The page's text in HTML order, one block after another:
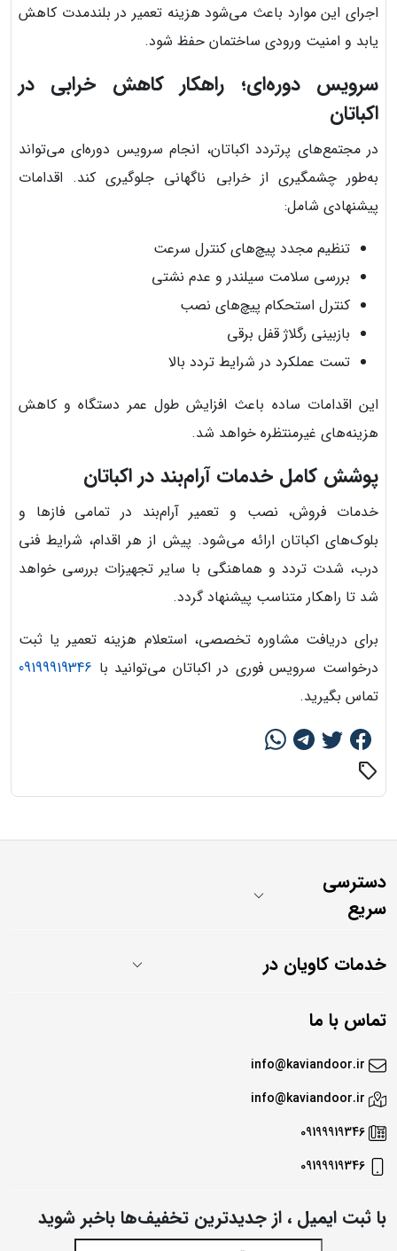
اجرای این موارد باعث می‌شود هزینه تعمیر در بلندمدت کاهش
یابد و امنیت ورودی ساختمان حفظ شود.
سرویس دوره‌ای؛ راهکار کاهش خرابی در
اکباتان
در مجتمع‌های پرتردد اکباتان، انجام سرویس دوره‌ای می‌تواند
به‌طور چشمگیری از خرابی ناگهانی جلوگیری کند. اقدامات
پیشنهادی شامل:
تنظیم مجدد پیچ‌های کنترل سرعت
بررسی سلامت سیلندر و عدم نشتی
کنترل استحکام پیچ‌های نصب
بازبینی رگلاژ قفل برقی
تست عملکرد در شرایط تردد بالا
این اقدامات ساده باعث افزایش طول عمر دستگاه و کاهش
هزینه‌های غیرمنتظره خواهد شد.
پوشش کامل خدمات آرام‌بند در اکباتان
خدمات فروش، نصب و تعمیر آرام‌بند در تمامی فازها و
بلوک‌های اکباتان ارائه می‌شود. پیش از هر اقدام، شرایط فنی
درب، شدت تردد و هماهنگی با سایر تجهیزات بررسی خواهد
شد تا راهکار متناسب پیشنهاد گردد.
برای دریافت مشاوره تخصصی، استعلام هزینه تعمیر یا ثبت
درخواست سرویس فوری در اکباتان می‌توانید با 09199919346
تماس بگیرید.
sell
دسترسی
سریع
خدمات کاویان در
تماس با ما
info@kaviandoor.ir
info@kaviandoor.ir
09199919346
09199919346
با ثبت ایمیل ، از جدید‌ترین تخفیف‌ها با‌خبر شوید